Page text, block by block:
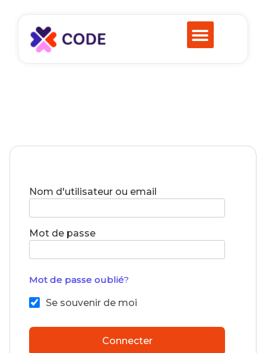
Nom d'utilisateur ou email
Mot de passe
Mot de passe oublié?